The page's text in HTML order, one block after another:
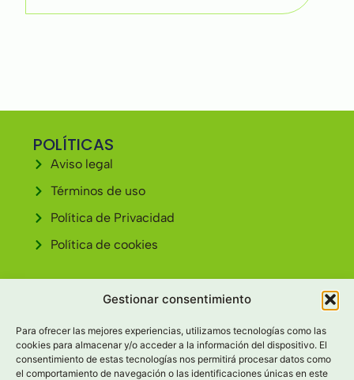
Gestionar consentimiento
Para ofrecer las mejores experiencias, utilizamos tecnologías como las
cookies para almacenar y/o acceder a la información del dispositivo. El
consentimiento de estas tecnologías nos permitirá procesar datos como
el comportamiento de navegación o las identificaciones únicas en este
POLÍTICAS
Aviso legal
Términos de uso
Política de Privacidad
Política de cookies
Av. Cardenal Cisneros, 30 34004 - PALENCIA
979 69 11 59
info@tescamellia.com